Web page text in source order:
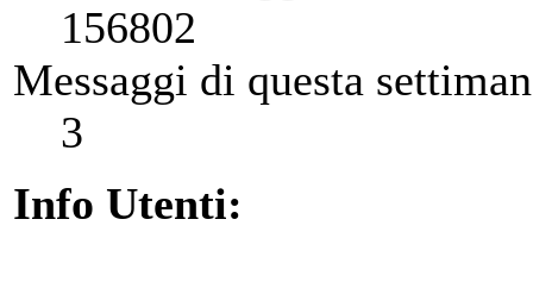
156802
Messaggi di questa
3
Info Utenti: